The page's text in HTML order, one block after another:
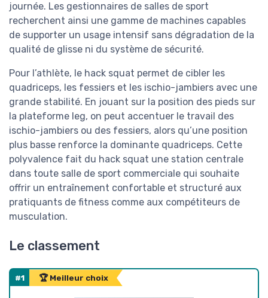
journée. Les gestionnaires de salles de sport
recherchent ainsi une gamme de machines capables
de supporter un usage intensif sans dégradation de la
qualité de glisse ni du système de sécurité.
Pour l’athlète, le hack squat permet de cibler les
quadriceps, les fessiers et les ischio-jambiers avec une
grande stabilité. En jouant sur la position des pieds sur
la plateforme leg, on peut accentuer le travail des
ischio-jambiers ou des fessiers, alors qu’une position
plus basse renforce la dominante quadriceps. Cette
polyvalence fait du hack squat une station centrale
dans toute salle de sport commerciale qui souhaite
offrir un entraînement confortable et structuré aux
pratiquants de fitness comme aux compétiteurs de
musculation.
Le classement
#1 🏆 Meilleur choix